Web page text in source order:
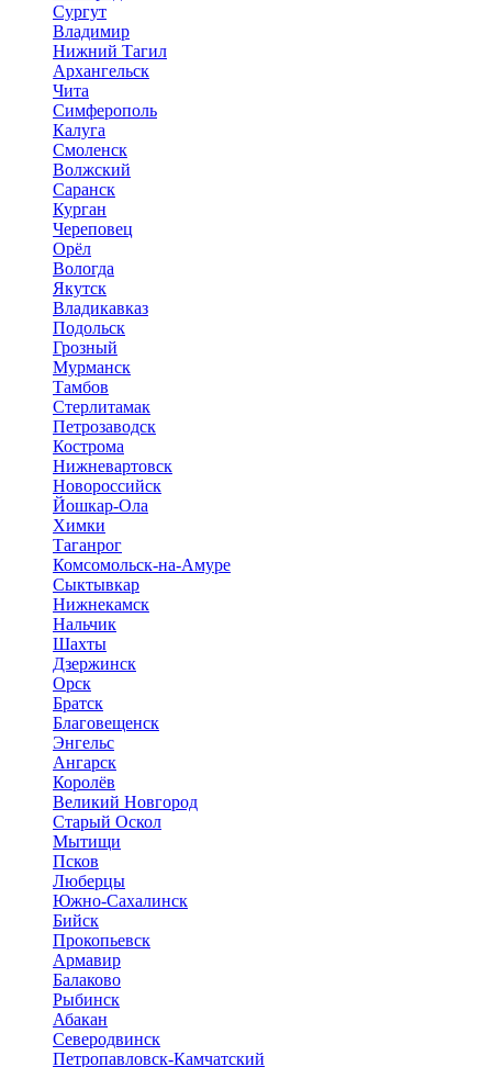
Сургут
Владимир
Нижний Тагил
Архангельск
Чита
Симферополь
Калуга
Смоленск
Волжский
Саранск
Курган
Череповец
Орёл
Вологда
Якутск
Владикавказ
Подольск
Грозный
Мурманск
Тамбов
Стерлитамак
Петрозаводск
Кострома
Нижневартовск
Новороссийск
Йошкар-Ола
Химки
Таганрог
Комсомольск-на-Амуре
Сыктывкар
Нижнекамск
Нальчик
Шахты
Дзержинск
Орск
Братск
Благовещенск
Энгельс
Ангарск
Королёв
Великий Новгород
Старый Оскол
Мытищи
Псков
Люберцы
Южно-Сахалинск
Бийск
Прокопьевск
Армавир
Балаково
Рыбинск
Абакан
Северодвинск
Петропавловск-Камчатский